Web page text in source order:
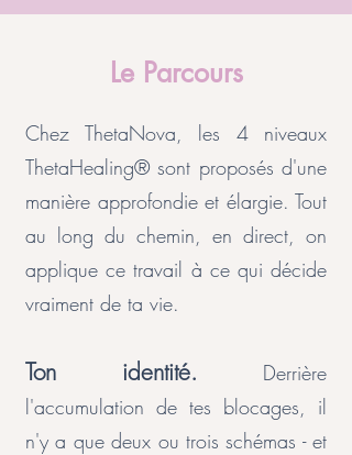
Le Parcours
Chez ThetaNova, les 4 niveaux
ThetaHealing® sont proposés d'une
manière approfondie et élargie. Tout
au long du chemin, en direct, on
applique ce travail à ce qui décide
vraiment de ta vie.
Ton identité.
Derrière
l'accumulation de tes blocages, il
n'y a que deux ou trois schémas - et